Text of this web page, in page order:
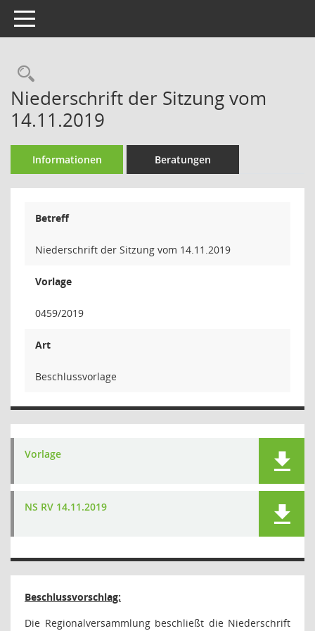
Toggle navigation
Rechercheauswahl
Niederschrift der Sitzung vom
14.11.2019
Informationen Beratungen
Betreff
Niederschrift der Sitzung vom 14.11.2019
Vorlage
0459/2019
Art
Beschlussvorlage
Vorlage
NS RV 14.11.2019
Beschlussvorschlag:
Die Regionalversammlung beschließt die Niederschrift